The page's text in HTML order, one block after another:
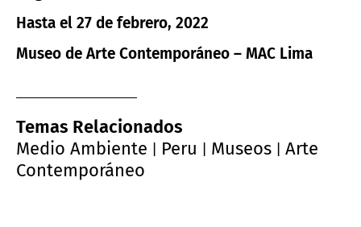
Hasta el 27 de febrero, 2022
Museo de Arte Contemporáneo – MAC Lima
Temas Relacionados
Medio Ambiente
Peru Museos
Arte
Contemporáneo